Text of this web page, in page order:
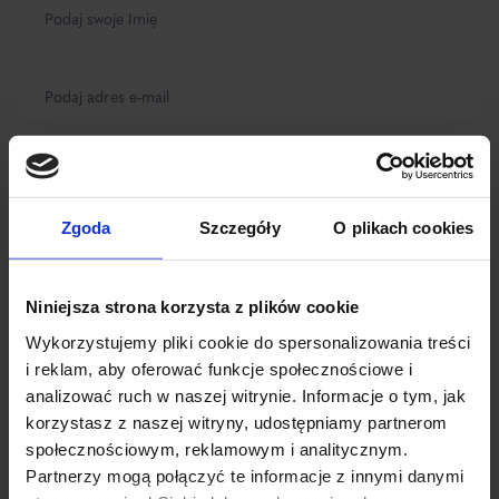
Zgoda Szczegóły O plikach cookies
Niniejsza strona korzysta z plików cookie
Wykorzystujemy pliki cookie do spersonalizowania treści
i reklam, aby oferować funkcje społecznościowe i
analizować ruch w naszej witrynie. Informacje o tym, jak
korzystasz z naszej witryny, udostępniamy partnerom
społecznościowym, reklamowym i analitycznym.
Partnerzy mogą połączyć te informacje z innymi danymi